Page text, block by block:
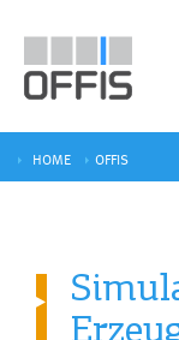
HOME OFFIS